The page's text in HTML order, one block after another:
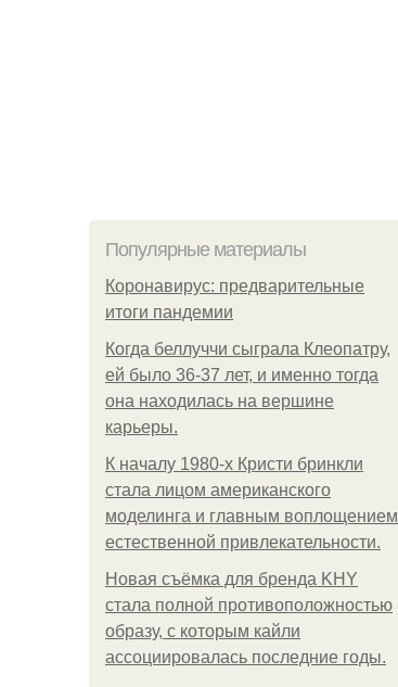
Популярные материалы
Коронавирус: предварительные
итоги пандемии
Когда беллуччи сыграла Клеопатру,
ей было 36-37 лет, и именно тогда
она находилась на вершине
карьеры.
К началу 1980-х Кристи бринкли
стала лицом американского
моделинга и главным воплощением
естественной привлекательности.
Новая съёмка для бренда KHY
стала полной противоположностью
образу, с которым кайли
ассоциировалась последние годы.